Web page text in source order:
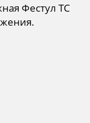
Фестул ТС